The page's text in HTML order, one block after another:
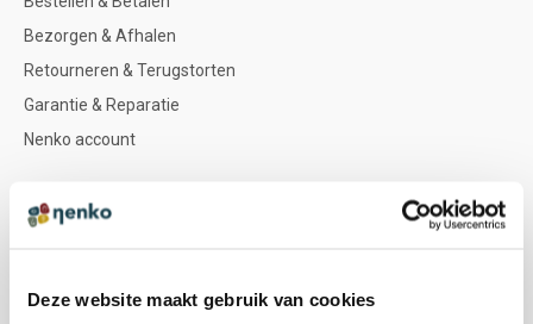
Deze website maakt gebruik van cookies
Bezorgen & Afhalen
Retourneren & Terugstorten
Garantie & Reparatie
Nenko account
NENKO